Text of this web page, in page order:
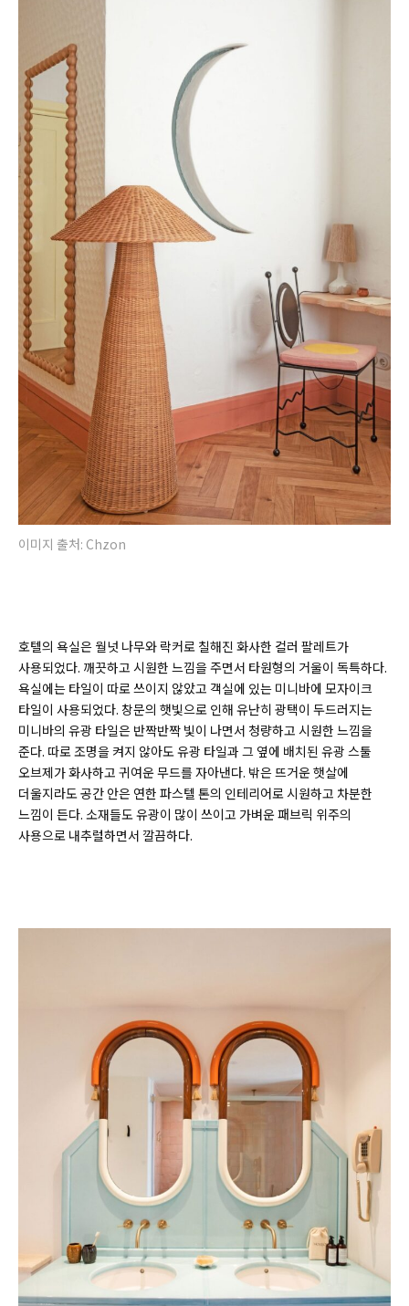
이미지 출처: Chzon
호텔의 욕실은 월넛 나무와 락커로 칠해진 화사한 컬러 팔레트가
사용되었다. 깨끗하고 시원한 느낌을 주면서 타원형의 거울이 독특하다.
욕실에는 타일이 따로 쓰이지 않았고 객실에 있는 미니바에 모자이크
타일이 사용되었다. 창문의 햇빛으로 인해 유난히 광택이 두드러지는
미니바의 유광 타일은 반짝반짝 빛이 나면서 청량하고 시원한 느낌을
준다. 따로 조명을 켜지 않아도 유광 타일과 그 옆에 배치된 유광 스툴
오브제가 화사하고 귀여운 무드를 자아낸다. 밖은 뜨거운 햇살에
더울지라도 공간 안은 연한 파스텔 톤의 인테리어로 시원하고 차분한
느낌이 든다. 소재들도 유광이 많이 쓰이고 가벼운 패브릭 위주의
사용으로 내추럴하면서 깔끔하다.